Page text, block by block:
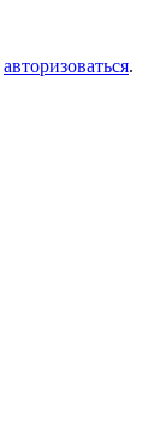
авторизоваться.